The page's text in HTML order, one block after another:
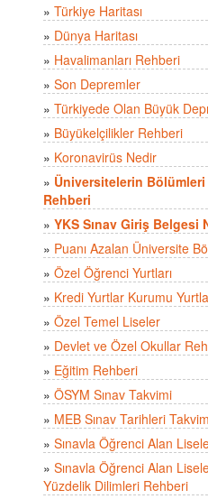
» Türkiye Haritası
» Dünya Haritası
» Havalimanları Rehberi
» Son Depremler
» Türkiyede Olan Büyük
» Büyükelçilikler Rehberi
» Koronavirüs Nedir
» Üniversitelerin Bölümleri
Rehberi
» YKS Sınav Giriş Belgesi
» Puanı Azalan Üniversite
» Özel Öğrenci Yurtları
» Kredi Yurtlar Kurumu
» Özel Temel Liseler
» Devlet ve Özel Okullar
» Eğitim Rehberi
» ÖSYM Sınav Takvimi
» MEB Sınav Tarihleri
» Sınavla Öğrenci Alan
» Sınavla Öğrenci Alan
Yüzdelik Dilimleri Rehberi